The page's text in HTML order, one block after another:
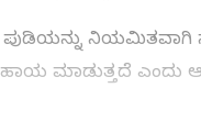
ನಿಯಮಿತವಾಗಿ
ಮಾಡುತ್ತದೆ ಎಂದು